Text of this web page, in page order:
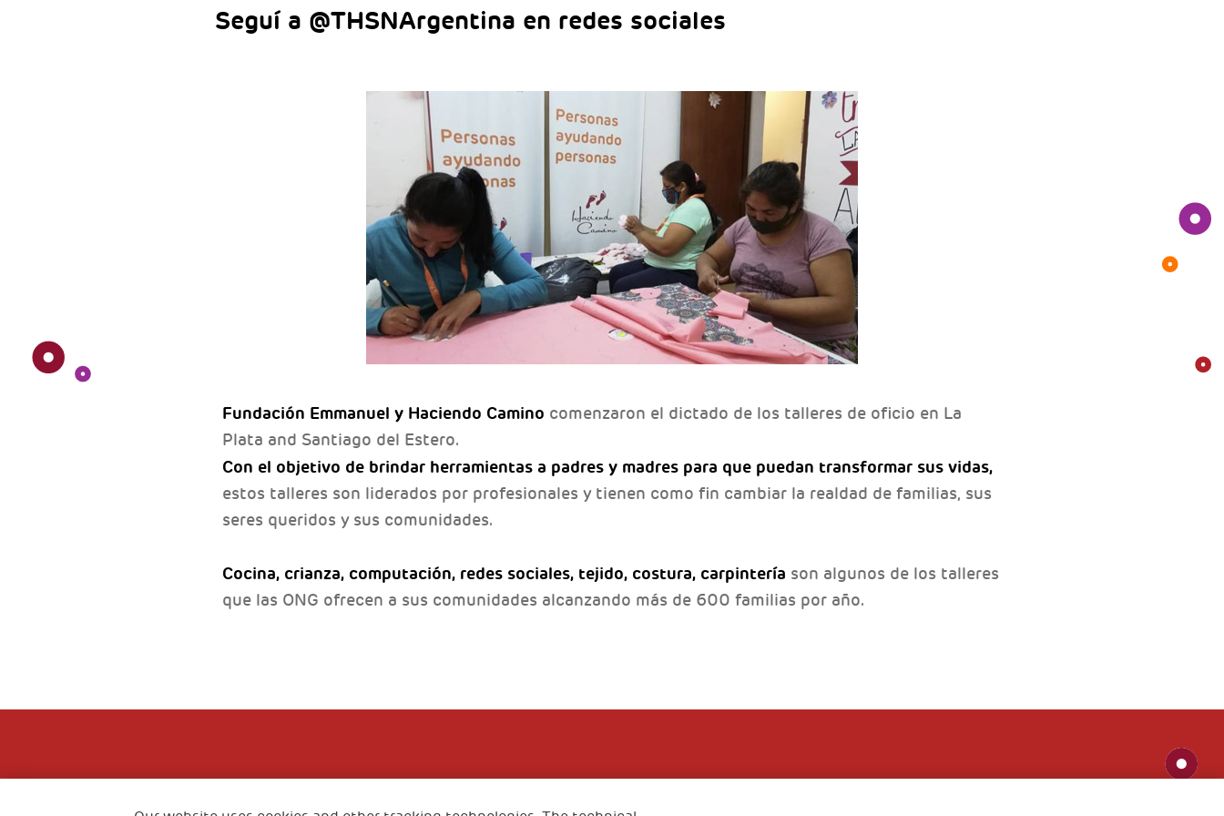
Seguí a @THSNArgentina en redes sociales
Fundación Emmanuel y Haciendo Camino comenzaron el dictado de los talleres de oficio en La
Plata and Santiago del Estero.
Con el objetivo de brindar herramientas a padres y madres para que puedan transformar sus vidas,
estos talleres son liderados por profesionales y tienen como fin cambiar la realdad de familias, sus
seres queridos y sus comunidades.
Cocina, crianza, computación, redes sociales, tejido, costura, carpintería son algunos de los talleres
que las ONG ofrecen a sus comunidades alcanzando más de 600 familias por año.